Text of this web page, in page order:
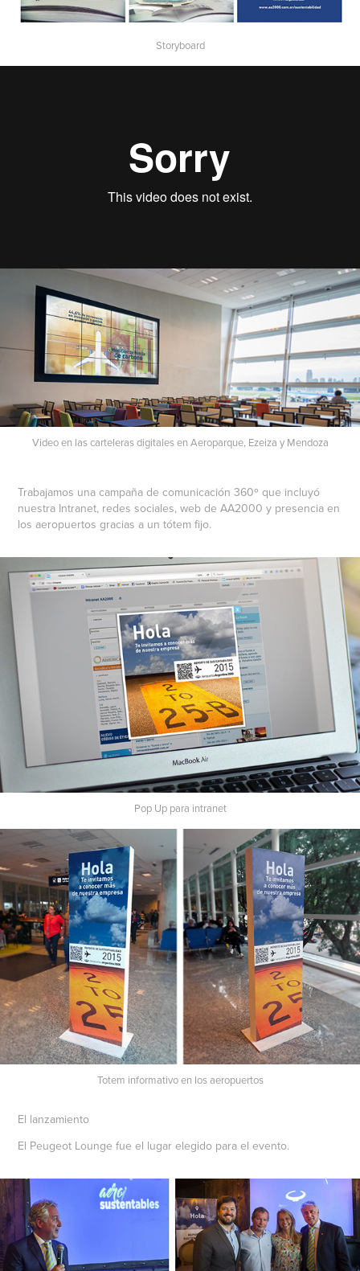
Storyboard
Video en las carteleras digitales en Aeroparque, Ezeiza y Mendoza
Trabajamos una campaña de comunicación 360º que incluyó
nuestra Intranet, redes sociales, web de AA2000 y presencia en
los aeropuertos gracias a un tótem fijo.
Pop Up para intranet
Totem informativo en los aeropuertos
El lanzamiento
El Peugeot Lounge fue el lugar elegido para el evento.